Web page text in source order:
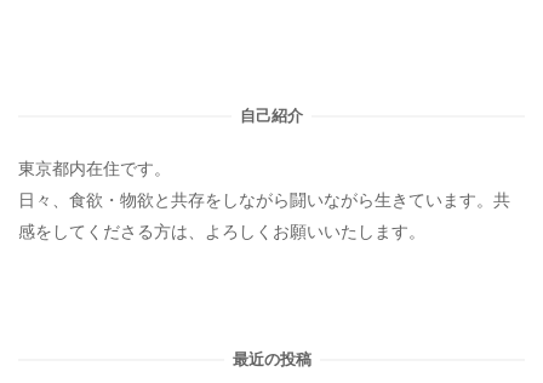
自己紹介
東京都内在住です。
日々、食欲・物欲と共存をしながら闘いながら生きています。共
感をしてくださる方は、よろしくお願いいたします。
最近の投稿